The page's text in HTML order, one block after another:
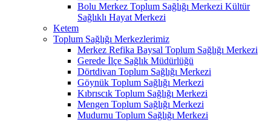
Bolu Merkez Toplum Sağlığı Merkezi Kültür
Sağlıklı Hayat Merkezi
Ketem
Toplum Sağlığı Merkezlerimiz
Merkez Refika Baysal Toplum Sağlığı Merkezi
Gerede İlçe Sağlık Müdürlüğü
Dörtdivan Toplum Sağlığı Merkezi
Göynük Toplum Sağlığı Merkezi
Kıbrıscık Toplum Sağlığı Merkezi
Mengen Toplum Sağlığı Merkezi
Mudurnu Toplum Sağlığı Merkezi